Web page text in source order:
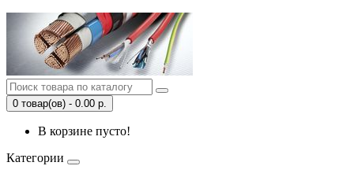
0 товар(ов) - 0.00 р.
В корзине пусто!
Категории